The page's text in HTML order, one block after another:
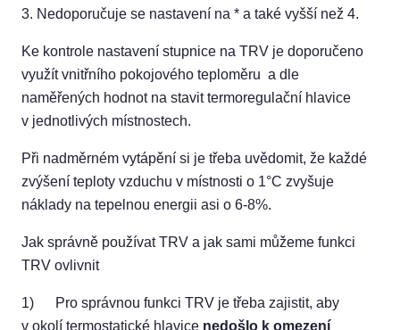
3. Nedoporučuje se nastavení na * a také vyšší než 4.
Ke kontrole nastavení stupnice na TRV je doporučeno
využít vnitřního pokojového teploměru a dle
naměřených hodnot na stavit termoregulační hlavice
v jednotlivých místnostech.
Při nadměrném vytápění si je třeba uvědomit, že každé
zvýšení teploty vzduchu v místnosti o 1°C zvyšuje
náklady na tepelnou energii asi o 6-8%.
Jak správně používat TRV a jak sami můžeme funkci
TRV ovlivnit
1) Pro správnou funkci TRV je třeba zajistit, aby
v okolí termostatické hlavice nedošlo k omezení